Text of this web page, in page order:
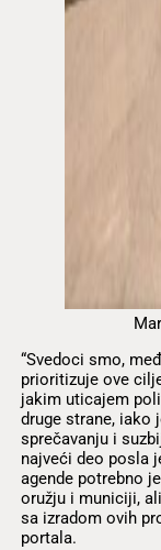
“Svedoci smo,
prioritizuje ove
jakim uticajem
druge strane, iako
sprečavanju i
najveći deo posla
agende potrebno
oružju i municiji,
sa izradom ovih
portala.